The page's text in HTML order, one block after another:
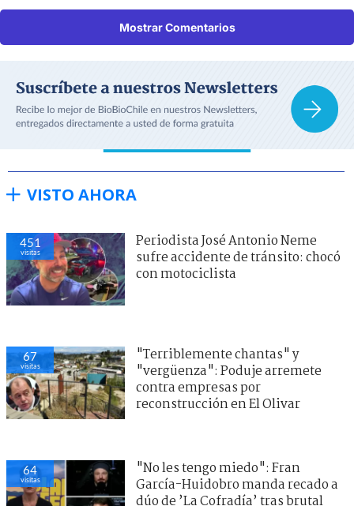
Mostrar Comentarios
VISTO AHORA
451
visitas
Periodista José Antonio Neme
sufre accidente de tránsito: chocó
con motociclista
67
visitas
"Terriblemente chantas" y
"vergüenza": Poduje arremete
contra empresas por
reconstrucción en El Olivar
64
visitas
"No les tengo miedo": Fran
García-Huidobro manda recado a
dúo de ’La Cofradía’ tras brutal